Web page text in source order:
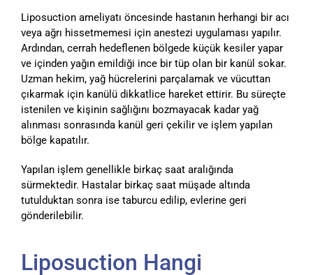
Liposuction ameliyatı öncesinde hastanın herhangi bir acı
veya ağrı hissetmemesi için anestezi uygulaması yapılır.
Ardından, cerrah hedeflenen bölgede küçük kesiler yapar
ve içinden yağın emildiği ince bir tüp olan bir kanül sokar.
Uzman hekim, yağ hücrelerini parçalamak ve vücuttan
çıkarmak için kanülü dikkatlice hareket ettirir. Bu süreçte
istenilen ve kişinin sağlığını bozmayacak kadar yağ
alınması sonrasında kanül geri çekilir ve işlem yapılan
bölge kapatılır.
Yapılan işlem genellikle birkaç saat aralığında
sürmektedir. Hastalar birkaç saat müşade altında
tutulduktan sonra ise taburcu edilip, evlerine geri
gönderilebilir.
Liposuction Hangi